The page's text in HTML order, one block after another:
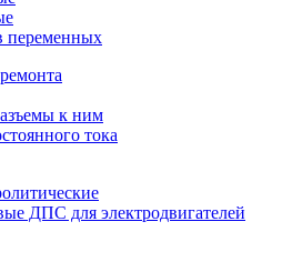
переменных
к ним
тока
ДПС для электродвигателей